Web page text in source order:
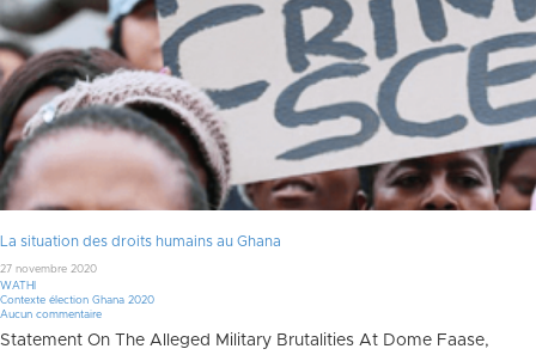
La situation des droits humains au Ghana
27 novembre 2020
WATHI
Contexte élection Ghana 2020
Aucun commentaire
Statement On The Alleged Military Brutalities At Dome Faase,